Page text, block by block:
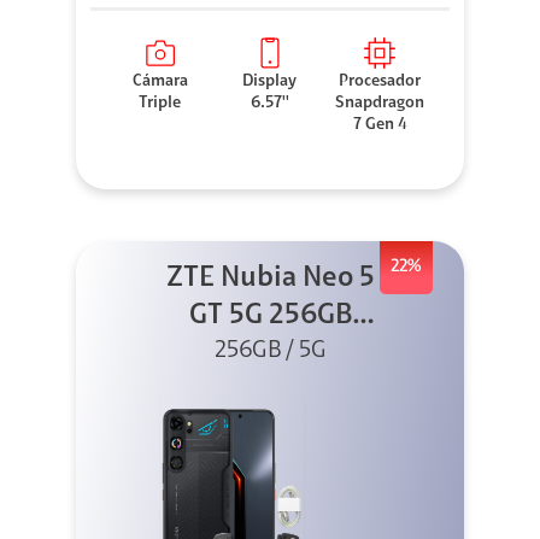
Cámara
Triple
Display
6.57''
Procesador
Snapdragon
7 Gen 4
22%
ZTE Nubia Neo 5
GT 5G 256GB
Negro + GPAD +
256GB / 5G